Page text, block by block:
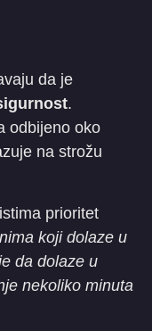
da je
.
odbijeno oko
na strožu
prioritet
koji dolaze u
da dolaze u
nekoliko minuta